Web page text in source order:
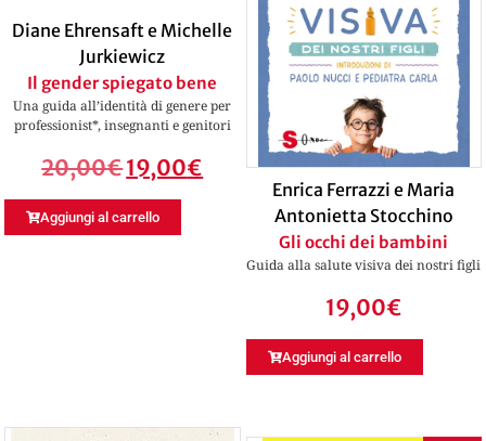
Diane Ehrensaft e Michelle
Jurkiewicz
Il gender spiegato bene
Una guida all’identità di genere per
professionist*, insegnanti e genitori
20,00€19,00€
Aggiungi al carrello
Enrica Ferrazzi e Maria
Antonietta Stocchino
Gli occhi dei bambini
Guida alla salute visiva dei nostri figli
19,00€
Aggiungi al carrello